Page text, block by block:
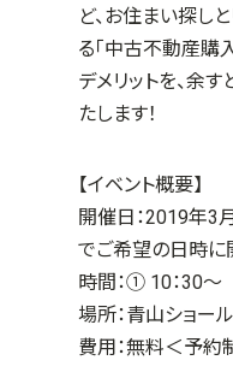
ど、お住まい探し
る「中古不動産購
デメリットを、余
たします！
【イベント概要】
開催日：2019年3
でご希望の日時
時間：① 10：30
場所：青山ショー
費用：無料＜予約